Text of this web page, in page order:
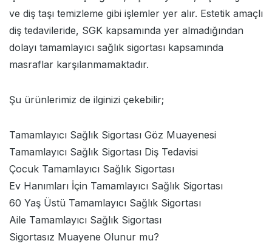
ve diş taşı temizleme gibi işlemler yer alır. Estetik amaçlı
diş tedavileride, SGK kapsamında yer almadığından
dolayı tamamlayıcı sağlık sigortası kapsamında
masraflar karşılanmamaktadır.
Şu ürünlerimiz de ilginizi çekebilir;
Tamamlayıcı Sağlık Sigortası Göz Muayenesi
Tamamlayıcı Sağlık Sigortası Diş Tedavisi
Çocuk Tamamlayıcı Sağlık Sigortası
Ev Hanımları İçin Tamamlayıcı Sağlık Sigortası
60 Yaş Üstü Tamamlayıcı Sağlık Sigortası
Aile Tamamlayıcı Sağlık Sigortası
Sigortasız Muayene Olunur mu?